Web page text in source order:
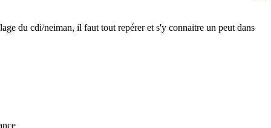
du cdi/neiman, il faut tout repérer et s'y connaitre un peut dans